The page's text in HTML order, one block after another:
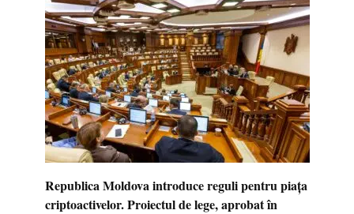
Republica Moldova introduce reguli pentru piața
criptoactivelor. Proiectul de lege, aprobat în